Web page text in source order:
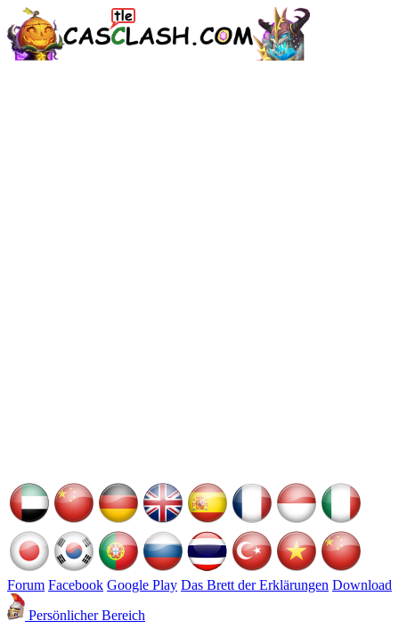
Forum Facebook Google Play Das Brett der Erklärungen Download
Persönlicher Bereich